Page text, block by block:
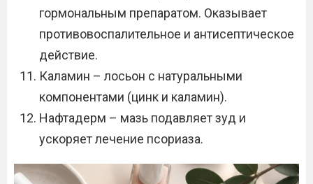
гормональным препаратом. Оказывает
противовоспалительное и антисептическое
действие.
Каламин – лосьон с натуральными
компонентами (цинк и каламин).
Нафтадерм – мазь подавляет зуд и
ускоряет лечение псориаза.